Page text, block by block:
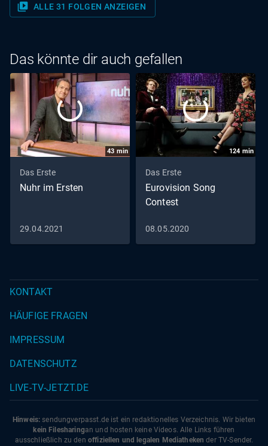
video_library ALLE 31 FOLGEN ANZEIGEN
Das könnte dir auch gefallen
43 min
Das Erste
Nuhr im Ersten
29.04.2021
124 min
Das Erste
Eurovision Song
Contest
08.05.2020
KONTAKT
HÄUFIGE FRAGEN
IMPRESSUM
DATENSCHUTZ
LIVE-TV-JETZT.DE
Hinweis: sendungverpasst.de ist ein redaktionelles Verzeichnis. Wir bieten
kein Filesharingan und hosten keine Videos. Alle Links führen
ausschließlich zu den offiziellen und legalen Mediatheken der TV-Sender.